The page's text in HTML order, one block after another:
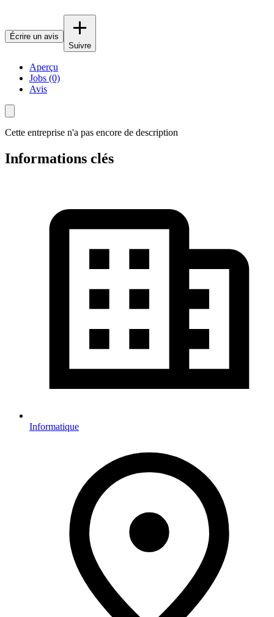
Écrire un avis
Suivre
Aperçu
Jobs (0)
Avis
Cette entreprise n'a pas encore de description
Informations clés
Informatique